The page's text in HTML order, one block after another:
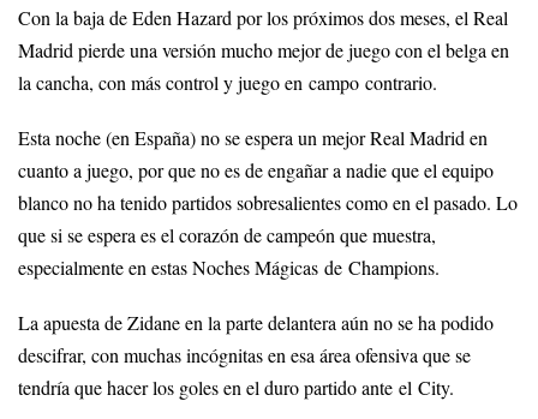
Con la baja de Eden Hazard por los próximos dos meses, el Real
Madrid pierde una versión mucho mejor de juego con el belga en
la cancha, con más control y juego en campo contrario.
Esta noche (en España) no se espera un mejor Real Madrid en
cuanto a juego, por que no es de engañar a nadie que el equipo
blanco no ha tenido partidos sobresalientes como en el pasado. Lo
que si se espera es el corazón de campeón que muestra,
especialmente en estas Noches Mágicas de Champions.
La apuesta de Zidane en la parte delantera aún no se ha podido
descifrar, con muchas incógnitas en esa área ofensiva que se
tendría que hacer los goles en el duro partido ante el City.